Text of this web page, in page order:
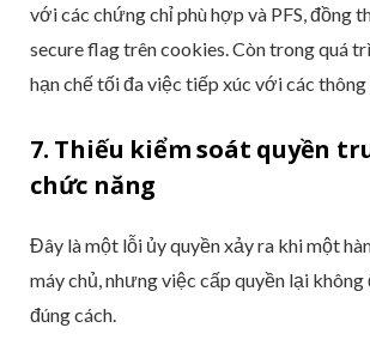
với các chứng chỉ phù hợp và PFS, đồng
secure flag trên cookies. Còn trong quá
hạn chế tối đa việc tiếp xúc với các
7. Thiếu kiểm soát quyền
chức năng
Đây là một lỗi ủy quyền xảy ra khi một
máy chủ, nhưng việc cấp quyền lại
đúng cách.